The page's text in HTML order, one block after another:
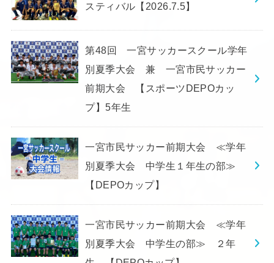
スティバル【2026.7.5】
第48回 一宮サッカースクール学年
別夏季大会 兼 一宮市民サッカー
前期大会 【スポーツDEPOカッ
プ】5年生
一宮市民サッカー前期大会 ≪学年
別夏季大会 中学生１年生の部≫
【DEPOカップ】
一宮市民サッカー前期大会 ≪学年
別夏季大会 中学生の部≫ ２年